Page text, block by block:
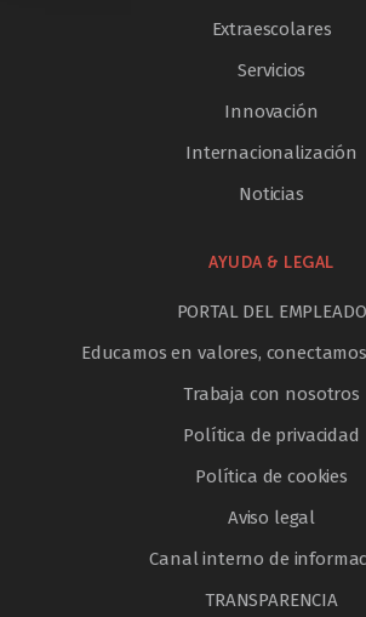
Extraescolares
Servicios
Innovación
Internacionalización
Noticias
AYUDA & LEGAL
PORTAL DEL EMPLEADO
Educamos en valores,
Trabaja con nosotros
Política de privacidad
Política de cookies
Aviso legal
Canal interno de
TRANSPARENCIA